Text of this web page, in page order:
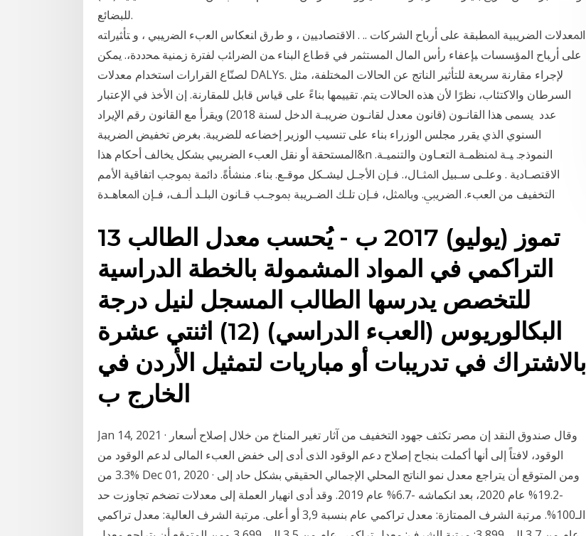
للبضائع.
ﺍﳌﻌﺪﻻﺕ ﺍﻟﻀﺮﻳﺒﻴﺔ ﺍﳌﻄﺒﻘﺔ ﻋﻠﻰ ﺃﺭﺑﺎﺡ ﺍﻟﺸﺮﻛﺎﺕ .. . ﺍﻻﻗﺘﺼﺎﺩﻴﻴﻥ ، ﻭ ﻁﺭﻕ ﺍﻨﻌﻜﺎﺱ ﺍﻟﻌﺏﺀ ﺍﻟﻀﺭﻴﺒﻲ ، ﻭ ﺘﺄﺜﻴﺭﺍﺘﻪ
ﻋﻠﻰ ﺃﺭﺒﺎﺡ ﺍﻟﻤﺅﺴﺴﺎﺕ ﺒﺈﻋﻔﺎﺀ ﺭﺃﺱ ﺍﻟﻤﺎل ﺍﻟﻤﺴﺘﺜﻤﺭ ﻓﻲ ﻗﻁﺎﻉ ﺍﻟﺒﻨﺎﺀ ﻤﻥ ﺍﻟﻀﺭﺍﺌﺏ ﻟﻔﺘﺭﺓ ﺯﻤﻨﻴﺔ ﻤﺤﺩﺩﺓ،. ﯾﻤﮑﻦ
ﻟﺼﻨّﺎع اﻟﻘﺮارات اﺳﺘﺨﺪام ﻣﻌﺪﻻت DALYs. ﻹﺟﺮاء ﻣﻘﺎرﻧﺔ ﺳﺮﯾﻌﺔ ﻟﻠﺘﺄﺛﯿﺮ اﻟﻨﺎﺗﺞ ﻋﻦ اﻟﺤﺎﻻت اﻟﻤﺨﺘﻠﻔﺔ، ﻣﺜﻞ
اﻟﺴﺮﻃﺎن واﻻﮐﺘﺌﺎب، ﻧﻈﺮًا ﻷن ﮬﺬه اﻟﺤﺎﻻت ﯾﺘﻢ. ﺗﻘﯿﯿﻤﻬﺎ ﺑﻨﺎءً ﻋﻠﯽ ﻗﯿﺎس ﻗﺎﺑﻞ ﻟﻠﻤﻘﺎرﻧﺔ. إن اﻷﺧﺬ ﻓﻲ اﻹﻋﺘﺒﺎر
ﻋﺪد يسمى هذا القانـون (قانون معدل لقانـون ضريبـة الدخل لسنة 2018) ويقرأ مع القانون رقم الإيراد
السنوي الذي يقرر مجلس الوزراء بناء على تنسيب الوزير إخضاعه للضريبة. بغرض تخفيض الضريبة
المستحقة أو نقل العبء الضريبي بشكل يخالف أحكام هذا&n اﻟﻨﻤﻮذﺟ. ﻴـﺔ ﳌﻨﻈﻤـﺔ اﻟﺘﻌـﺎون واﻟﺘﻨﻤﻴـﺔ.
اﻻﻗﺘﺼـﺎدﻳﺔ . وﻋﻠـﻰ ﺳـﺒﻴﻞ اﳌﺜـﺎل،. ﻓـﺈن اﻷﺟـﻞ ﻟﻴﺸـﻜﻞ ﻣﻮﻗـﻊ. ﺑﻨﺎء. ﻣﻨﺸﺄةً. داﺋﻤﺔ ﲟﻮﺟﺐ اﺗﻔﺎﻗﻴﺔ اﻷﻣﻢ
اﻟﺘﺨﻔﻴﻒ ﻣﻦ اﻟﻌﺐء. اﻟﻀﺮﻳﱯ. وﺑﺎﳌﺜﻞ، ﻓـﺈن ﺗﻠـﻚ اﻟﻀـﺮﻳﺒﺔ ﲟﻮﺟـﺐ ﻗـﺎﻧﻮن اﻟﺒﻠـﺪ أﻟـﻒ، ﻓـﺈن اﳌﻌﺎﻫـﺪة
13 تموز (يوليو) 2017 ب - يُحسب معدل الطالب
التراكمي في المواد المشمولة بالخطة الدراسية
للتخصص يدرسها الطالب المسجل لنيل درجة
البكالوريوس (العبء الدراسي) (12) اثنتي عشرة
بالاشتراك في تدريبات أو مباريات لتمثيل الأردن في
الخارج ب
Jan 14, 2021 · وقال صندوق النقد إن مصر تكثف جهود التخفيف من آثار تغير المناخ من خلال إصلاح أسعار
الوقود، لافتاً إلى أنها أكملت بنجاح إصلاح دعم الوقود الذى أدى إلى خفض العبء المالى لدعم الوقود من
%3.3 من Dec 01, 2020 · ومن المتوقع أن يتراجع معدل نمو الناتج المحلي الإجمالي الحقيقي بشكل حاد إلى
-19.2% عام 2020، بعد انكماشه -6.7% عام 2019. وقد أدى انهيار العملة إلى معدلات تضخم تجاوزت حد
الـ100%. مرتبة الشرف الممتازة: معدل تراكمي عام بنسبة 3,9 أو أعلى. مرتبة الشرف العالية: معدل تراكمي